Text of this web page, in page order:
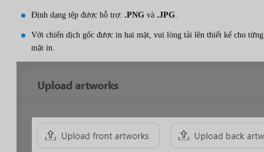
Định dạng tệp được hỗ trợ: .PNG và .JPG
Với chiến dịch gốc được in hai mặt, vui lòng tải lên thiết kế cho từng
mặt in.